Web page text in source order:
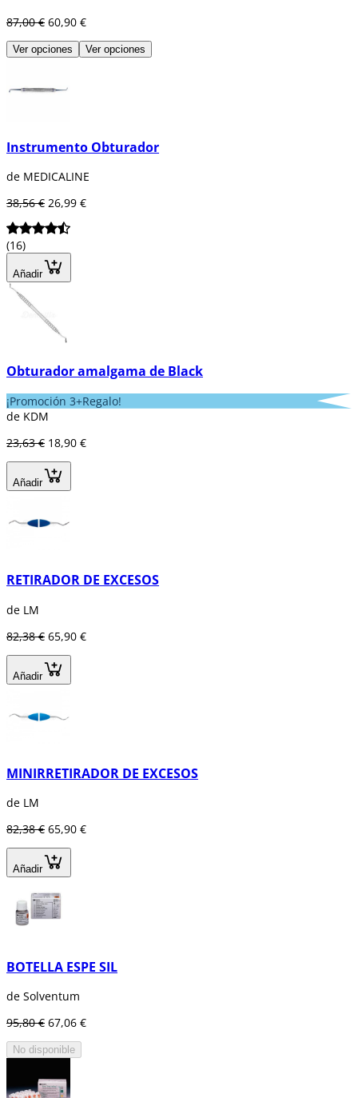
87,00 € 60,90 €
Ver opciones Ver opciones
Instrumento Obturador
de MEDICALINE
38,56 € 26,99 €
(16)
Añadir
Obturador amalgama de Black
¡Promoción 3+Regalo!
de KDM
23,63 € 18,90 €
Añadir
RETIRADOR DE EXCESOS
de LM
82,38 € 65,90 €
Añadir
MINIRRETIRADOR DE EXCESOS
de LM
82,38 € 65,90 €
Añadir
BOTELLA ESPE SIL
de Solventum
95,80 € 67,06 €
No disponible